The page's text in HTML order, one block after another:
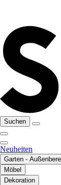
Suchen
Neuheiten
Garten -
Möbel
Dekoration